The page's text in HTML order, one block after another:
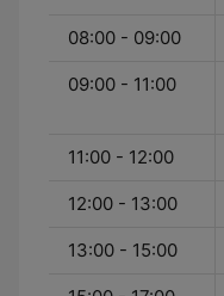
08:00 - 09:00
09:00 - 11:00
11:00 - 12:00
12:00 - 13:00
13:00 - 15:00